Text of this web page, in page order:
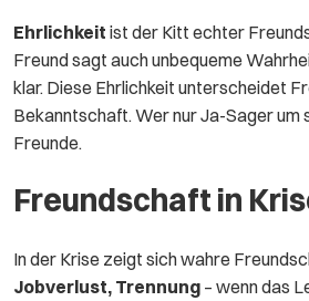
Ehrlichkeit ist der Kitt echter
Freund sagt auch unbequeme
klar. Diese Ehrlichkeit unterscheidet
Bekanntschaft. Wer nur Ja-Sager um
Freunde.
Freundschaft in
In der Krise zeigt sich wahre
Jobverlust, Trennung – wenn das